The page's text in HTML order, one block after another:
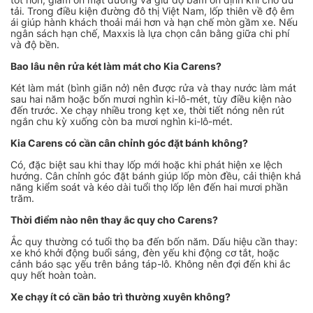
tải. Trong điều kiện đường đô thị Việt Nam, lốp thiên về độ êm
ái giúp hành khách thoải mái hơn và hạn chế mòn gầm xe. Nếu
ngân sách hạn chế, Maxxis là lựa chọn cân bằng giữa chi phí
và độ bền.
Bao lâu nên rửa két làm mát cho Kia Carens?
Két làm mát (bình giãn nở) nên được rửa và thay nước làm mát
sau hai năm hoặc bốn mươi nghìn ki-lô-mét, tùy điều kiện nào
đến trước. Xe chạy nhiều trong kẹt xe, thời tiết nóng nên rút
ngắn chu kỳ xuống còn ba mươi nghìn ki-lô-mét.
Kia Carens có cần cân chỉnh góc đặt bánh không?
Có, đặc biệt sau khi thay lốp mới hoặc khi phát hiện xe lệch
hướng. Cân chỉnh góc đặt bánh giúp lốp mòn đều, cải thiện khả
năng kiểm soát và kéo dài tuổi thọ lốp lên đến hai mươi phần
trăm.
Thời điểm nào nên thay ắc quy cho Carens?
Ắc quy thường có tuổi thọ ba đến bốn năm. Dấu hiệu cần thay:
xe khó khởi động buổi sáng, đèn yếu khi động cơ tắt, hoặc
cảnh báo sạc yếu trên bảng táp-lô. Không nên đợi đến khi ắc
quy hết hoàn toàn.
Xe chạy ít có cần bảo trì thường xuyên không?